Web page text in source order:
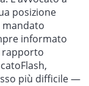
posizione
mandato
informato
rapporto
più difficile —